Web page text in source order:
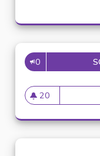
0
20
20 abonnés